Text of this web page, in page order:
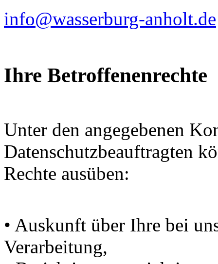
info@wasserburg-anholt.de
Ihre Betroffenenrechte
Unter den angegebenen
Datenschutzbeauftragten
Rechte ausüben:
• Auskunft über Ihre bei
Verarbeitung,